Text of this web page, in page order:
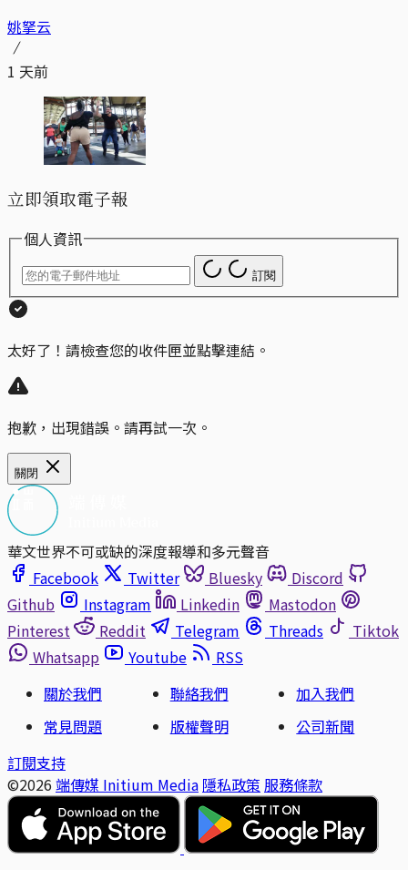
姚拏云
1 天前
立即領取電子報
個人資訊
訂閱
太好了！請檢查您的收件匣並點擊連結。
抱歉，出現錯誤。請再試一次。
關閉
華文世界不可或缺的深度報導和多元聲音
Facebook
Twitter Bluesky
Discord
Github
Instagram Linkedin
Mastodon
Pinterest
Reddit Telegram Threads
Tiktok
Whatsapp
Youtube
RSS
關於我們
聯絡我們
加入我們
常見問題
版權聲明
公司新聞
訂閱支持
©2026 端傳媒 Initium Media 隱私政策 服務條款